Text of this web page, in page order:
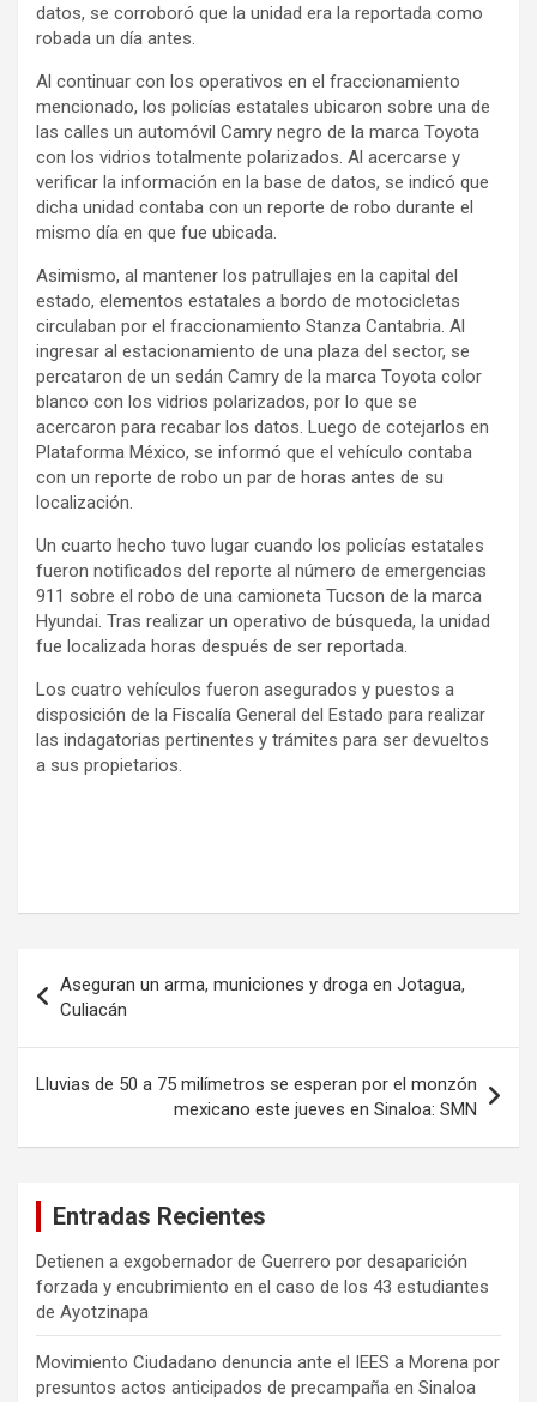
datos, se corroboró que la unidad era la reportada como
robada un día antes.
Al continuar con los operativos en el fraccionamiento
mencionado, los policías estatales ubicaron sobre una de
las calles un automóvil Camry negro de la marca Toyota
con los vidrios totalmente polarizados. Al acercarse y
verificar la información en la base de datos, se indicó que
dicha unidad contaba con un reporte de robo durante el
mismo día en que fue ubicada.
Asimismo, al mantener los patrullajes en la capital del
estado, elementos estatales a bordo de motocicletas
circulaban por el fraccionamiento Stanza Cantabria. Al
ingresar al estacionamiento de una plaza del sector, se
percataron de un sedán Camry de la marca Toyota color
blanco con los vidrios polarizados, por lo que se
acercaron para recabar los datos. Luego de cotejarlos en
Plataforma México, se informó que el vehículo contaba
con un reporte de robo un par de horas antes de su
localización.
Un cuarto hecho tuvo lugar cuando los policías estatales
fueron notificados del reporte al número de emergencias
911 sobre el robo de una camioneta Tucson de la marca
Hyundai. Tras realizar un operativo de búsqueda, la unidad
fue localizada horas después de ser reportada.
Los cuatro vehículos fueron asegurados y puestos a
disposición de la Fiscalía General del Estado para realizar
las indagatorias pertinentes y trámites para ser devueltos
a sus propietarios.
de
entradas
Aseguran un arma, municiones y droga en Jotagua,
Culiacán
Lluvias de 50 a 75 milímetros se esperan por el monzón
mexicano este jueves en Sinaloa: SMN
Entradas Recientes
Detienen a exgobernador de Guerrero por desaparición
forzada y encubrimiento en el caso de los 43 estudiantes
de Ayotzinapa
Movimiento Ciudadano denuncia ante el IEES a Morena por
presuntos actos anticipados de precampaña en Sinaloa